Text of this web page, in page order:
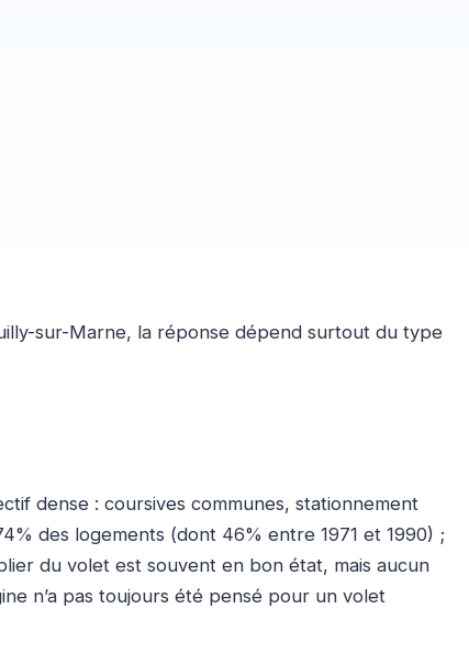
sur-Marne, la réponse dépend surtout du type
dense : coursives communes, stationnement
des logements (dont 46% entre 1971 et 1990) ;
du volet est souvent en bon état, mais aucun
n’a pas toujours été pensé pour un volet